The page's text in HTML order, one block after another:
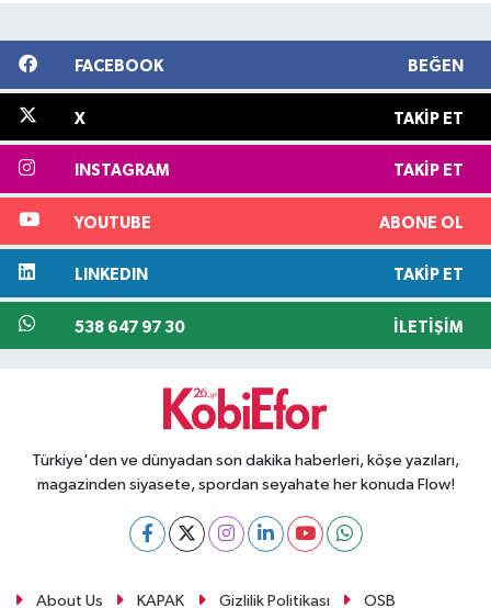
FACEBOOK BEĞEN
X TAKIP ET
INSTAGRAM TAKIP ET
YOUTUBE ABONE OL
LINKEDIN TAKIP ET
538 647 97 30 İLETIŞIM
Türkiye'den ve dünyadan son dakika haberleri, köşe yazıları,
magazinden siyasete, spordan seyahate her konuda Flow!
About Us KAPAK Gizlilik Politikası OSB